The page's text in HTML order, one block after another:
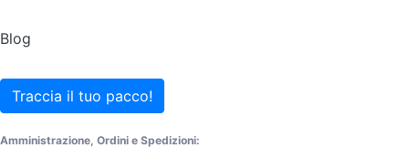
Blog
Traccia il tuo pacco!
Amministrazione, Ordini e Spedizioni: